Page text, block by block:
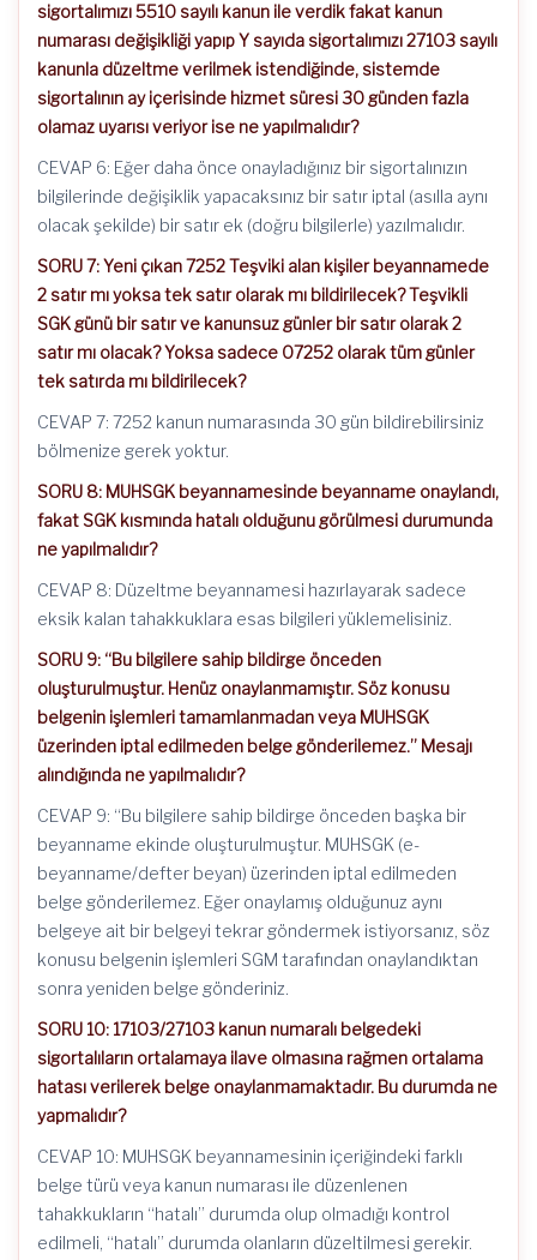
sigortalımızı 5510 sayılı kanun ile verdik fakat kanun
numarası değişikliği yapıp Y sayıda sigortalımızı 27103 sayılı
kanunla düzeltme verilmek istendiğinde, sistemde
sigortalının ay içerisinde hizmet süresi 30 günden fazla
olamaz uyarısı veriyor ise ne yapılmalıdır?
CEVAP 6: Eğer daha önce onayladığınız bir sigortalınızın
bilgilerinde değişiklik yapacaksınız bir satır iptal (asılla aynı
olacak şekilde) bir satır ek (doğru bilgilerle) yazılmalıdır.
SORU 7: Yeni çıkan 7252 Teşviki alan kişiler beyannamede
2 satır mı yoksa tek satır olarak mı bildirilecek? Teşvikli
SGK günü bir satır ve kanunsuz günler bir satır olarak 2
satır mı olacak? Yoksa sadece 07252 olarak tüm günler
tek satırda mı bildirilecek?
CEVAP 7: 7252 kanun numarasında 30 gün bildirebilirsiniz
bölmenize gerek yoktur.
SORU 8: MUHSGK beyannamesinde beyanname onaylandı,
fakat SGK kısmında hatalı olduğunu görülmesi durumunda
ne yapılmalıdır?
CEVAP 8: Düzeltme beyannamesi hazırlayarak sadece
eksik kalan tahakkuklara esas bilgileri yüklemelisiniz.
SORU 9: “Bu bilgilere sahip bildirge önceden
oluşturulmuştur. Henüz onaylanmamıştır. Söz konusu
belgenin işlemleri tamamlanmadan veya MUHSGK
üzerinden iptal edilmeden belge gönderilemez.” Mesajı
alındığında ne yapılmalıdır?
CEVAP 9: “Bu bilgilere sahip bildirge önceden başka bir
beyanname ekinde oluşturulmuştur. MUHSGK (e-
beyanname/defter beyan) üzerinden iptal edilmeden
belge gönderilemez. Eğer onaylamış olduğunuz aynı
belgeye ait bir belgeyi tekrar göndermek istiyorsanız, söz
konusu belgenin işlemleri SGM tarafından onaylandıktan
sonra yeniden belge gönderiniz.
SORU 10: 17103/27103 kanun numaralı belgedeki
sigortalıların ortalamaya ilave olmasına rağmen ortalama
hatası verilerek belge onaylanmamaktadır. Bu durumda ne
yapmalıdır?
CEVAP 10: MUHSGK beyannamesinin içeriğindeki farklı
belge türü veya kanun numarası ile düzenlenen
tahakkukların “hatalı” durumda olup olmadığı kontrol
edilmeli, “hatalı” durumda olanların düzeltilmesi gerekir.